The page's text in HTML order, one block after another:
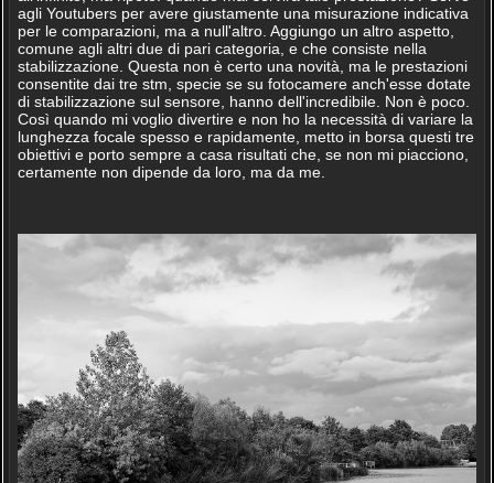
agli Youtubers per avere giustamente una misurazione indicativa
per le comparazioni, ma a null'altro. Aggiungo un altro aspetto,
comune agli altri due di pari categoria, e che consiste nella
stabilizzazione. Questa non è certo una novità, ma le prestazioni
consentite dai tre stm, specie se su fotocamere anch'esse dotate
di stabilizzazione sul sensore, hanno dell'incredibile. Non è poco.
Così quando mi voglio divertire e non ho la necessità di variare la
lunghezza focale spesso e rapidamente, metto in borsa questi tre
obiettivi e porto sempre a casa risultati che, se non mi piacciono,
certamente non dipende da loro, ma da me.